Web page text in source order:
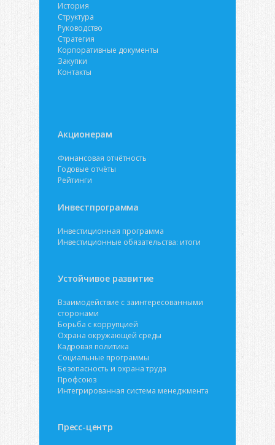
История
Структура
Руководство
Стратегия
Корпоративные документы
Закупки
Контакты
Акционерам
Финансовая отчётность
Годовые отчёты
Рейтинги
Инвестпрограмма
Инвестиционная программа
Инвестиционные обязательства: итоги
Устойчивое развитие
Взаимодействие с заинтересованными
сторонами
Борьба с коррупцией
Охрана окружающей среды
Кадровая политика
Социальные программы
Безопасность и охрана труда
Профсоюз
Интегрированная система менеджмента
Пресс-центр